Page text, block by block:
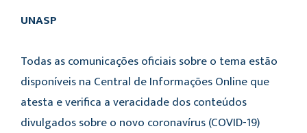
UNASP
Todas as comunicações oficiais sobre o tema estão
disponíveis na Central de Informações Online que
atesta e verifica a veracidade dos conteúdos
divulgados sobre o novo coronavírus (COVID-19)